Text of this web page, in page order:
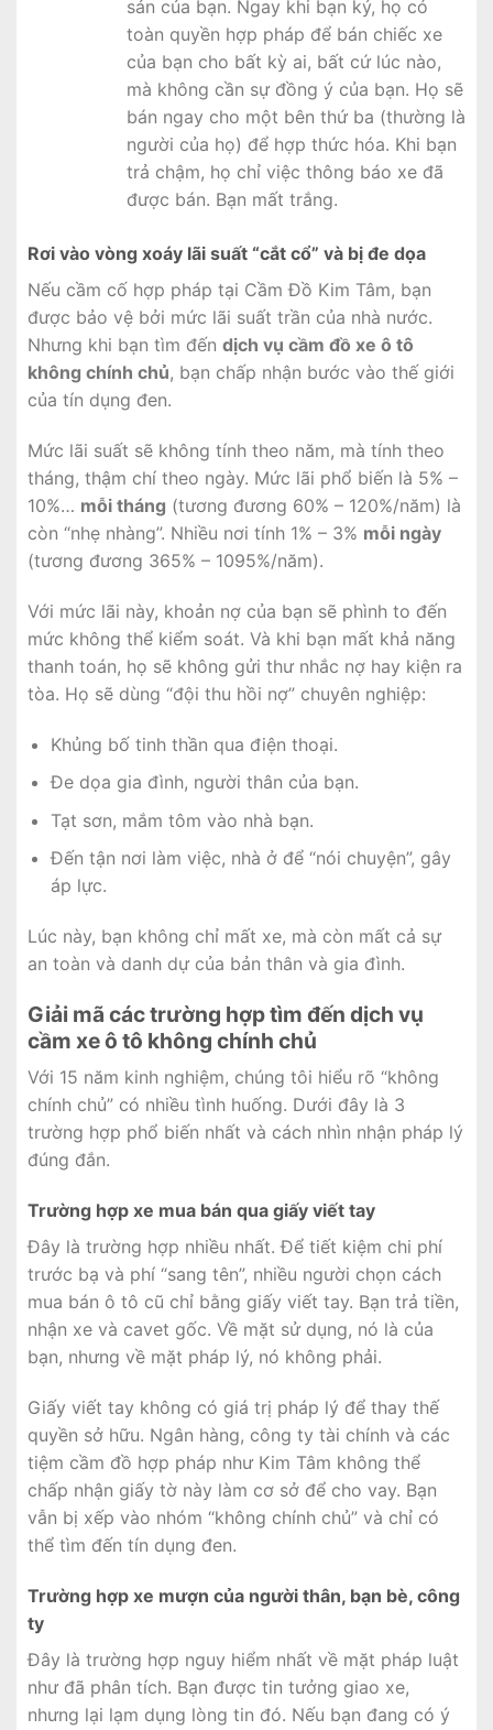
sản của bạn. Ngay khi bạn ký, họ có
toàn quyền hợp pháp để bán chiếc xe
của bạn cho bất kỳ ai, bất cứ lúc nào,
mà không cần sự đồng ý của bạn. Họ sẽ
bán ngay cho một bên thứ ba (thường là
người của họ) để hợp thức hóa. Khi bạn
trả chậm, họ chỉ việc thông báo xe đã
được bán. Bạn mất trắng.
Rơi vào vòng xoáy lãi suất “cắt cổ” và bị đe dọa
Nếu cầm cố hợp pháp tại Cầm Đồ Kim Tâm, bạn
được bảo vệ bởi mức lãi suất trần của nhà nước.
Nhưng khi bạn tìm đến dịch vụ cầm đồ xe ô tô
không chính chủ, bạn chấp nhận bước vào thế giới
của tín dụng đen.
Mức lãi suất sẽ không tính theo năm, mà tính theo
tháng, thậm chí theo ngày. Mức lãi phổ biến là 5% –
10%… mỗi tháng (tương đương 60% – 120%/năm) là
còn “nhẹ nhàng”. Nhiều nơi tính 1% – 3% mỗi ngày
(tương đương 365% – 1095%/năm).
Với mức lãi này, khoản nợ của bạn sẽ phình to đến
mức không thể kiểm soát. Và khi bạn mất khả năng
thanh toán, họ sẽ không gửi thư nhắc nợ hay kiện ra
tòa. Họ sẽ dùng “đội thu hồi nợ” chuyên nghiệp:
Khủng bố tinh thần qua điện thoại.
Đe dọa gia đình, người thân của bạn.
Tạt sơn, mắm tôm vào nhà bạn.
Đến tận nơi làm việc, nhà ở để “nói chuyện”, gây
áp lực.
Lúc này, bạn không chỉ mất xe, mà còn mất cả sự
an toàn và danh dự của bản thân và gia đình.
Giải mã các trường hợp tìm đến dịch vụ
cầm xe ô tô không chính chủ
Với 15 năm kinh nghiệm, chúng tôi hiểu rõ “không
chính chủ” có nhiều tình huống. Dưới đây là 3
trường hợp phổ biến nhất và cách nhìn nhận pháp lý
đúng đắn.
Trường hợp xe mua bán qua giấy viết tay
Đây là trường hợp nhiều nhất. Để tiết kiệm chi phí
trước bạ và phí “sang tên”, nhiều người chọn cách
mua bán ô tô cũ chỉ bằng giấy viết tay. Bạn trả tiền,
nhận xe và cavet gốc. Về mặt sử dụng, nó là của
bạn, nhưng về mặt pháp lý, nó không phải.
Giấy viết tay không có giá trị pháp lý để thay thế
quyền sở hữu. Ngân hàng, công ty tài chính và các
tiệm cầm đồ hợp pháp như Kim Tâm không thể
chấp nhận giấy tờ này làm cơ sở để cho vay. Bạn
vẫn bị xếp vào nhóm “không chính chủ” và chỉ có
thể tìm đến tín dụng đen.
Trường hợp xe mượn của người thân, bạn bè, công
ty
Đây là trường hợp nguy hiểm nhất về mặt pháp luật
như đã phân tích. Bạn được tin tưởng giao xe,
nhưng lại lạm dụng lòng tin đó. Nếu bạn đang có ý